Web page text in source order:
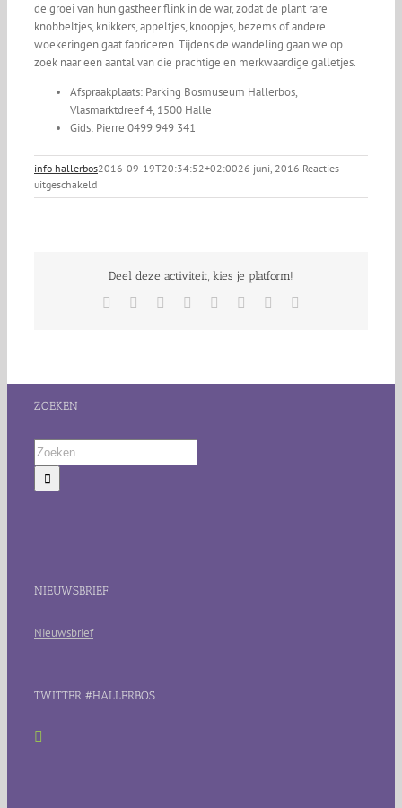
de groei van hun gastheer flink in de war, zodat de plant rare
knobbeltjes, knikkers, appeltjes, knoopjes, bezems of andere
woekeringen gaat fabriceren. Tijdens de wandeling gaan we op
zoek naar een aantal van die prachtige en merkwaardige galletjes.
Afspraakplaats: Parking Bosmuseum Hallerbos,
Vlasmarktdreef 4, 1500 Halle
Gids: Pierre 0499 949 341
info hallerbos2016-09-19T20:34:52+02:0026 juni, 2016|Reacties
uitgeschakeldvoor
Plantengallenwandeling
Deel deze activiteit, kies je platform!
Facebook Reddit LinkedIn
TumblrPinterest
ZOEKEN
Zoeken
naar:
NIEUWSBRIEF
Nieuwsbrief
TWITTER #HALLERBOS